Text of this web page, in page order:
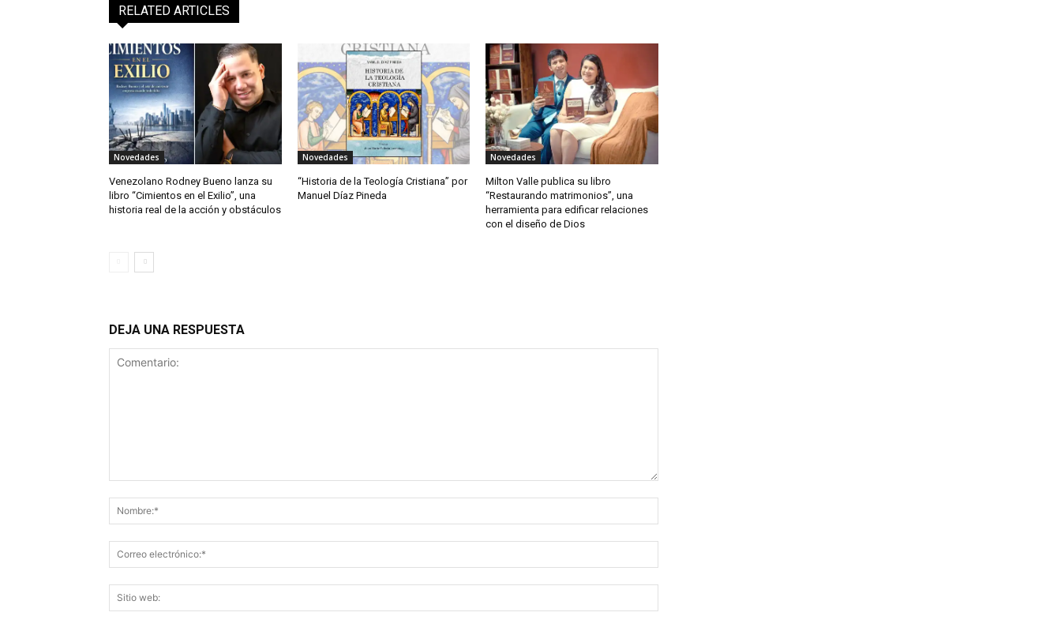
RELATED ARTICLES
Novedades
Venezolano Rodney Bueno lanza su
libro “Cimientos en el Exilio”, una
historia real de la acción y obstáculos
Novedades
“Historia de la Teología Cristiana” por
Manuel Díaz Pineda
Novedades
Milton Valle publica su libro
“Restaurando matrimonios”, una
herramienta para edificar relaciones
con el diseño de Dios
DEJA UNA RESPUESTA
electrónico:*
web: